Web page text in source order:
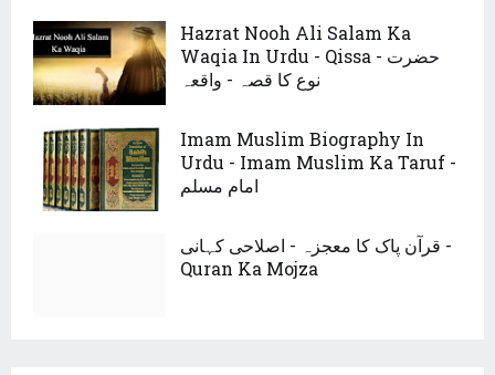
Hazrat Nooh Ali Salam Ka
Waqia In Urdu - Qissa - حضرت
نوع کا قصہ - واقعہ
Imam Muslim Biography In
Urdu - Imam Muslim Ka Taruf -
امام مسلم
قرآن پاک کا معجزہ - اصلاحی کہانی -
Quran Ka Mojza